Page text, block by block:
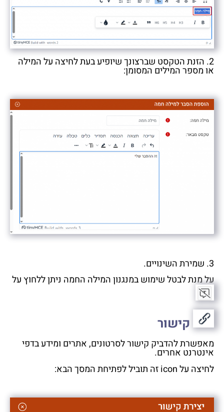
2. הזנת הטקסט שברצונך שיופיע בעת לחיצה על המילה
או מספר המילים המסומן:
על מנת לבטל שימוש במנגנון המילה החמה ניתן ללחוץ על
קישור
מאפשרת להדביק קישור לסרטונים, אתרים ומידע בדפי
אינטרנט אחרים.
לחיצה על icon זה תוביל לפתיחת המסך הבא: